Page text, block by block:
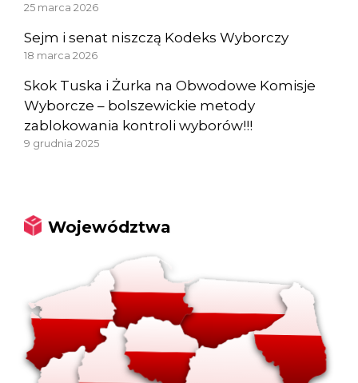
25 marca 2026
Sejm i senat niszczą Kodeks Wyborczy
18 marca 2026
Skok Tuska i Żurka na Obwodowe Komisje
Wyborcze – bolszewickie metody
zablokowania kontroli wyborów!!!
9 grudnia 2025
Województwa